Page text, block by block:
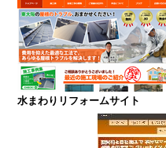
水まわりリフォームサイト